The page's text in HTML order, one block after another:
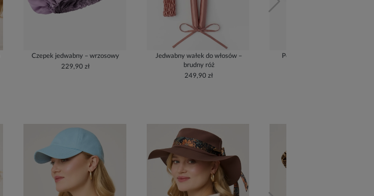
Czepek jedwabny – wrzosowy
229,90 zł
Jedwabny wałek do włosów –
brudny róż
249,90 zł
Poszewka jedwabna – złoty